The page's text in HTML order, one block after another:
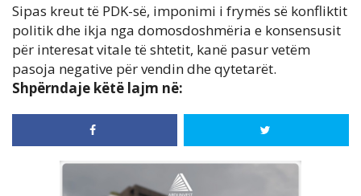
Sipas kreut të PDK-së, imponimi i frymës së konfliktit
politik dhe ikja nga domosdoshmëria e konsensusit
për interesat vitale të shtetit, kanë pasur vetëm
pasoja negative për vendin dhe qytetarët.
Shpërndaje këtë lajm në: